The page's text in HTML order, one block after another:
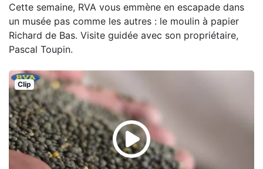
Cette semaine, RVA vous emmène en escapade dans
un musée pas comme les autres : le moulin à papier
Richard de Bas. Visite guidée avec son propriétaire,
Pascal Toupin.
Clip